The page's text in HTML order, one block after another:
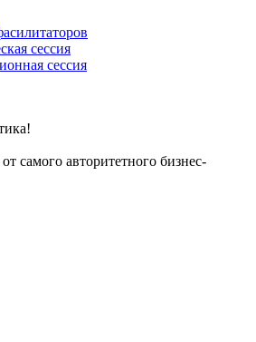
сессия
сессия
самого авторитетного бизнес-